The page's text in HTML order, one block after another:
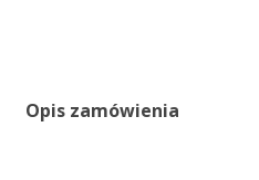
Opis zamówienia